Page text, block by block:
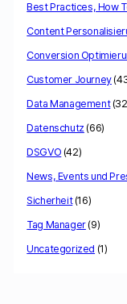
Best Practices, How
Content
Conversion
Customer Journey
Data Management
Datenschutz(66)
DSGVO (42)
News, Events und
Sicherheit(16)
Tag Manager(9)
Uncategorized (1)